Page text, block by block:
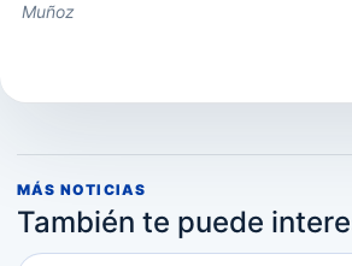
Muñoz
MÁS NOTICIAS
También te puede